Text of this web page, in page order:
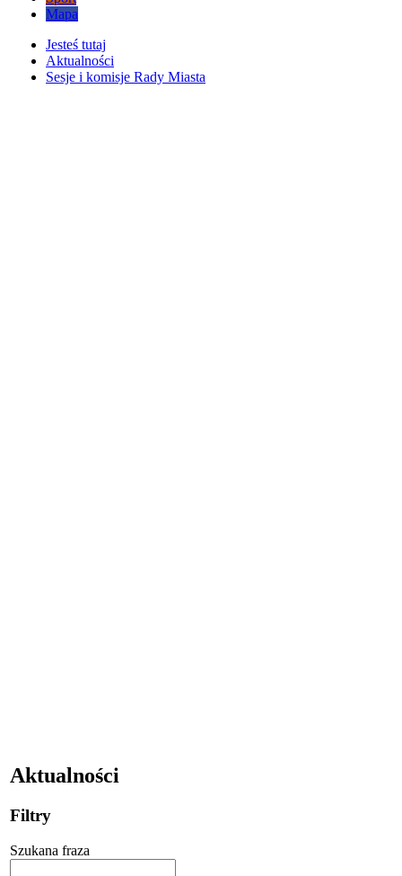
Mapa
Jesteś tutaj
Aktualności
Sesje i komisje Rady Miasta
Aktualności
Filtry
Szukana fraza